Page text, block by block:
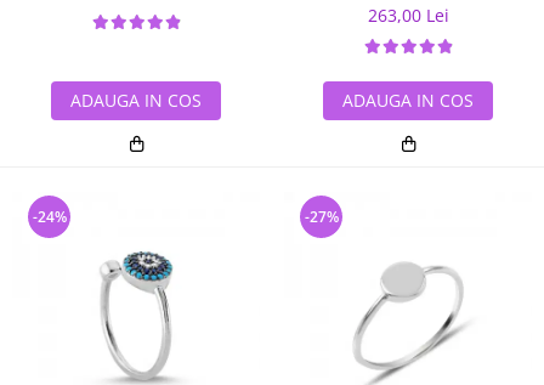
ADAUGA IN COS
263,00 Lei
ADAUGA IN COS
-24% -27%